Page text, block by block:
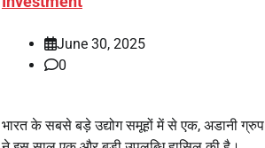
June 30, 2025
0
भारत के सबसे बड़े उद्योग समूहों में से एक, अडानी ग्रुप